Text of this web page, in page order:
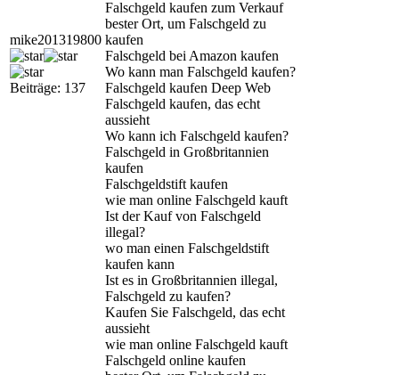
mike201319800
Beiträge: 137
Falschgeld kaufen zum Verkauf
bester Ort, um Falschgeld zu
kaufen
Falschgeld bei Amazon kaufen
Wo kann man Falschgeld kaufen?
Falschgeld kaufen Deep Web
Falschgeld kaufen, das echt
aussieht
Wo kann ich Falschgeld kaufen?
Falschgeld in Großbritannien
kaufen
Falschgeldstift kaufen
wie man online Falschgeld kauft
Ist der Kauf von Falschgeld
illegal?
wo man einen Falschgeldstift
kaufen kann
Ist es in Großbritannien illegal,
Falschgeld zu kaufen?
Kaufen Sie Falschgeld, das echt
aussieht
wie man online Falschgeld kauft
Falschgeld online kaufen